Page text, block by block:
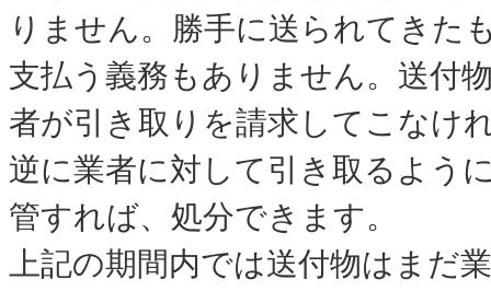
りません。勝手に送られてきた
支払う義務もありません。送付
者が引き取りを請求してこなけ
逆に業者に対して引き取るよう
管すれば、処分できます。
上記の期間内では送付物はまだ